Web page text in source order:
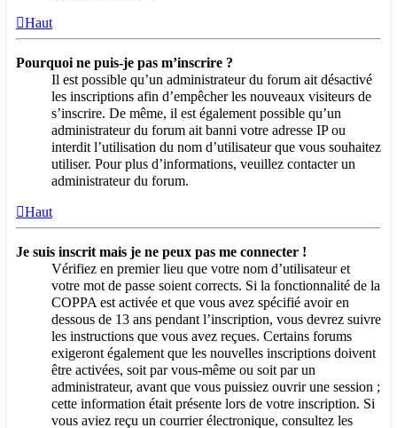
Haut
Pourquoi ne puis-je pas m’inscrire ?
Il est possible qu’un administrateur du forum ait désactivé
les inscriptions afin d’empêcher les nouveaux visiteurs de
s’inscrire. De même, il est également possible qu’un
administrateur du forum ait banni votre adresse IP ou
interdit l’utilisation du nom d’utilisateur que vous souhaitez
utiliser. Pour plus d’informations, veuillez contacter un
administrateur du forum.
Haut
Je suis inscrit mais je ne peux pas me connecter !
Vérifiez en premier lieu que votre nom d’utilisateur et
votre mot de passe soient corrects. Si la fonctionnalité de la
COPPA est activée et que vous avez spécifié avoir en
dessous de 13 ans pendant l’inscription, vous devrez suivre
les instructions que vous avez reçues. Certains forums
exigeront également que les nouvelles inscriptions doivent
être activées, soit par vous-même ou soit par un
administrateur, avant que vous puissiez ouvrir une session ;
cette information était présente lors de votre inscription. Si
vous aviez reçu un courrier électronique, consultez les